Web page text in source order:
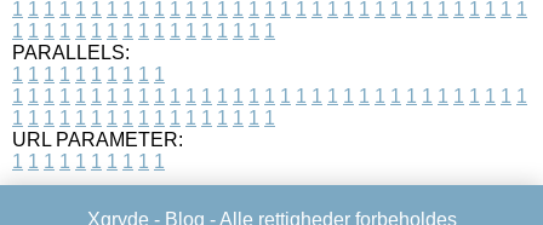
1 1 1 1 1 1 1 1 1 1 1 1 1 1 1 1 1 1 1 1 1 1 1 1 1 1 1 1 1 1 1 1 1
1 1 1 1 1 1 1 1 1 1 1 1 1 1 1 1 1
PARALLELS:
1 1 1 1 1 1 1 1 1 1
1 1 1 1 1 1 1 1 1 1 1 1 1 1 1 1 1 1 1 1 1 1 1 1 1 1 1 1 1 1 1 1 1
1 1 1 1 1 1 1 1 1 1 1 1 1 1 1 1 1
URL PARAMETER:
1 1 1 1 1 1 1 1 1 1
Xgryde - Blog - Alle rettigheder forbeholdes